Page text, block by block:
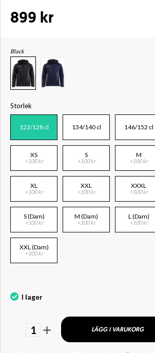
899 kr
Black
Storlek
122/128 cl 134/140 cl 146/152 cl
XS
+100 kr
S
+100 kr
M
+100 kr
XL
+100 kr
XXL
+100 kr
XXXL
+100 kr
S (Dam)
+100 kr
M (Dam)
+100 kr
L (Dam)
+100 kr
XXL (Dam)
+100 kr
I lager
1 LÄGG I VARUKORG